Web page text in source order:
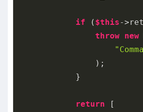
if ( $this-
throw new
                );
            }
return [